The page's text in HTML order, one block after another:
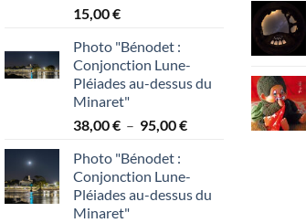
15,00€
Photo "Bénodet :
Conjonction Lune-
Pléiades au-dessus du
Minaret"
38,00€ – 95,00€Plage
38,00 €
à
Photo "Bénodet :
Conjonction Lune-
Pléiades au-dessus du
Minaret"